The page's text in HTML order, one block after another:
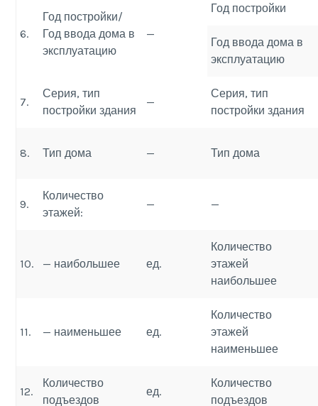
6.
Год постройки/
Год ввода дома в
эксплуатацию
—
Год постройки
Год ввода дома в
эксплуатацию
7.
Серия, тип
постройки здания
—
Серия, тип
постройки здания
8. Тип дома — Тип дома
9.
Количество
этажей:
— —
10. — наибольшее ед.
Количество
этажей
наибольшее
11. — наименьшее ед.
Количество
этажей
наименьшее
12.
Количество
подъездов
ед.
Количество
подъездов